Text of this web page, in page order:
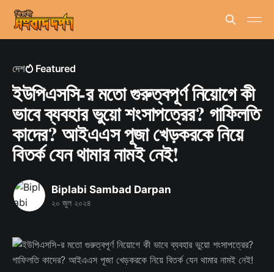
দেশ Featured
ইউপিএসসি-র মতো গুরুত্বপূর্ণ নিয়োগে কী
ভাবে ব্যবহার ভুয়ো শংসাপত্রের? গাফিলতি
কাদের? আইএএস পূজা খেড়করকে নিয়ে
বিতর্ক যেন থামার নামই নেই!
Biplabi Sambad Darpan
২০ জুল ২০২৪